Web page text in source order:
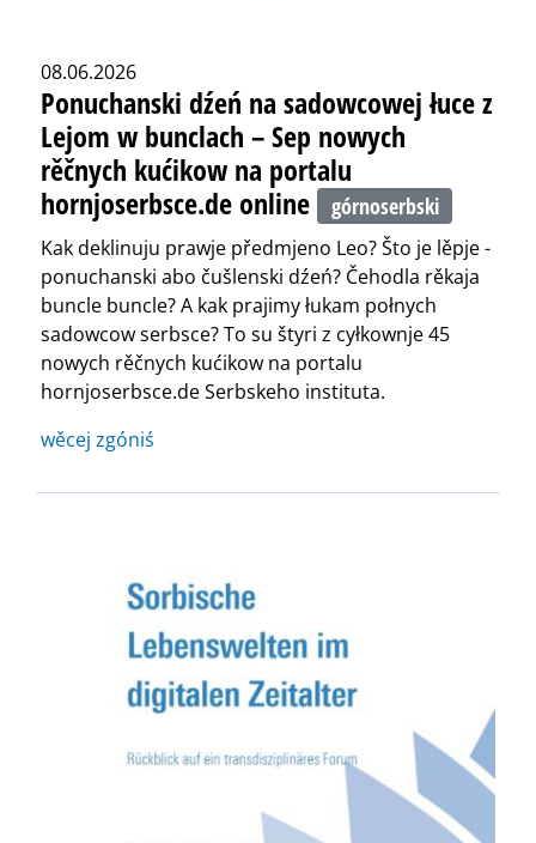
08.06.2026
Ponuchanski dźeń na sadowcowej łuce z
Lejom w bunclach – Sep nowych
rěčnych kućikow na portalu
hornjoserbsce.de online
górnoserbski
Kak deklinuju prawje předmjeno Leo? Što je lěpje -
ponuchanski abo čušlenski dźeń? Čehodla rěkaja
buncle buncle? A kak prajimy łukam połnych
sadowcow serbsce? To su štyri z cyłkownje 45
nowych rěčnych kućikow na portalu
hornjoserbsce.de Serbskeho instituta.
wěcej zgóniś